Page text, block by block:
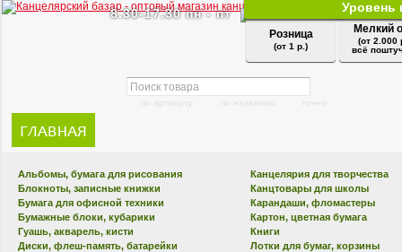
Уровень
Розница
(от 1 р.)
Мелкий
(от 2.000
всё
8.30-17.30 пн - пт
Альбомы, бумага для рисования
Блокноты, записные книжки
Бумага для офисной техники
Бумажные блоки, кубарики
Гуашь, акварель, кисти
Диски, флеш-память, батарейки
Канцелярия для творчества
Канцтовары для школы
Карандаши, фломастеры
Картон, цветная бумага
Книги
Лотки для бумаг, корзины